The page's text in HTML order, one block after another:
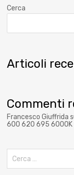
Cerca
Articoli
Commenti
Francesco Giuffrida
600 620 695 6000K